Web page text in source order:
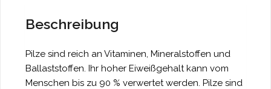
Beschreibung
Pilze sind reich an Vitaminen, Mineralstoffen und
Ballaststoffen. Ihr hoher Eiweißgehalt kann vom
Menschen bis zu 90 % verwertet werden. Pilze sind